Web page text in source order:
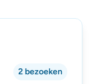
2 bezoeken